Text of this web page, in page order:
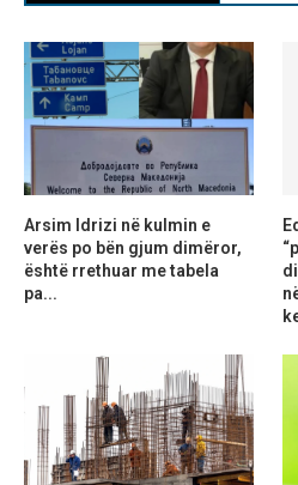
Arsim Idrizi në kulmin e
verës po bën gjum dimëror,
është rrethuar me tabela
pa...